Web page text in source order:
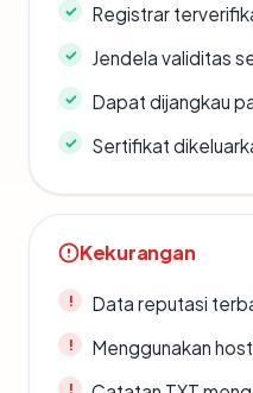
Registrar
Jendela validitas
Dapat dijangkau
Sertifikat
Kekurangan
Data reputasi
Menggunakan